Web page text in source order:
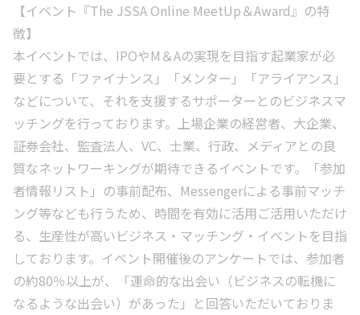
【イベント『The JSSA Online MeetUp＆Award』の特
徴】
本イベントでは、IPOやM＆Aの実現を目指す起業家が必
要とする「ファイナンス」「メンター」「アライアンス」
などについて、それを支援するサポーターとのビジネスマ
ッチングを行っております。上場企業の経営者、大企業、
証券会社、監査法人、VC、士業、行政、メディアとの良
質なネットワーキングが期待できるイベントです。「参加
者情報リスト」の事前配布、Messengerによる事前マッチ
ング等なども行うため、時間を有効に活用ご活用いただけ
る、生産性が高いビジネス・マッチング・イベントを目指
しております。イベント開催後のアンケートでは、参加者
の約80％以上が、「運命的な出会い（ビジネスの転機に
なるような出会い）があった」と回答いただいておりま